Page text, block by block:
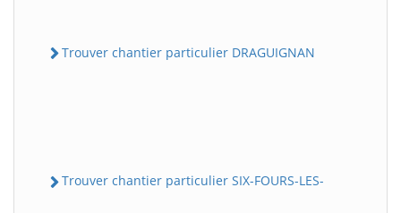
Trouver chantier particulier DRAGUIGNAN
Trouver chantier particulier SIX-FOURS-LES-